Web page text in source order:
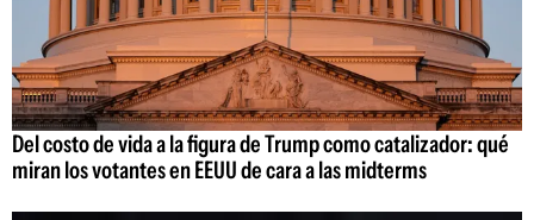
Del costo de vida a la figura de Trump como catalizador: qué
miran los votantes en EEUU de cara a las midterms